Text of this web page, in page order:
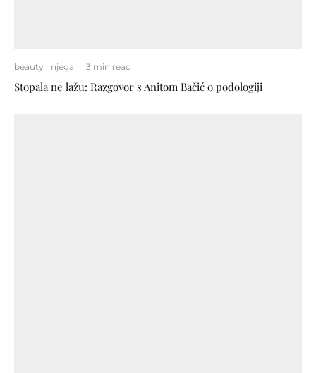
beauty njega · 3 min read
Stopala ne lažu: Razgovor s Anitom Bačić o podologiji